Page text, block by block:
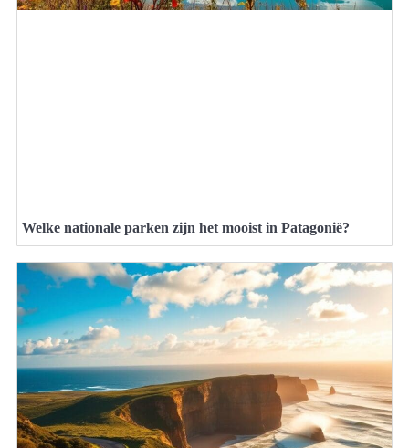
Welke nationale parken zijn het mooist in Patagonië?